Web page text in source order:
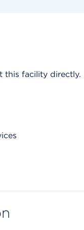
this facility directly.